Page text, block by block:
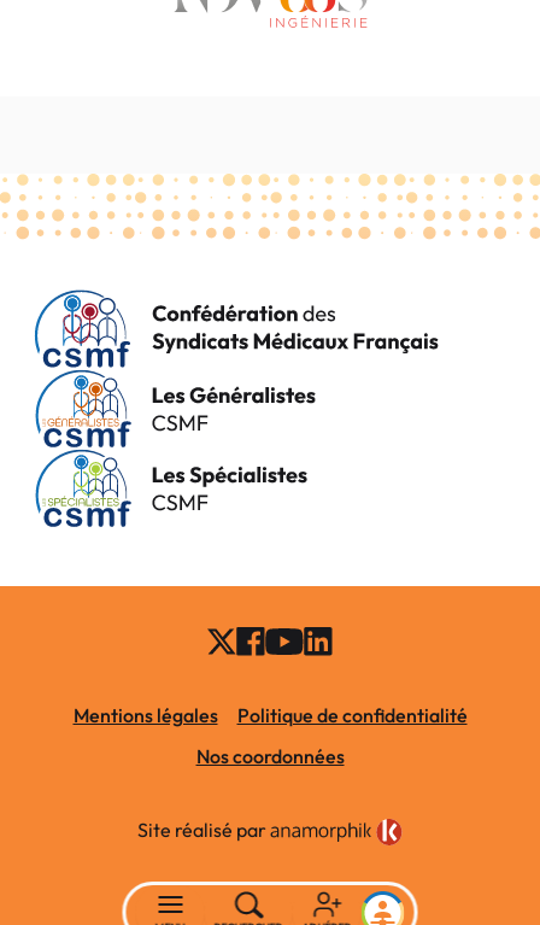
Mentions légales
Politique de confidentialité
Nos coordonnées
Site réalisé par